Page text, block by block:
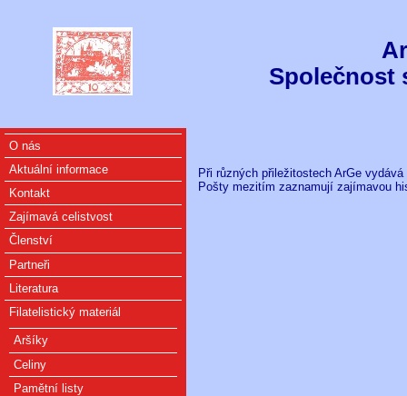
Společnost
Při různých přiležitostech ArGe
Pošty mezitím zaznamují zajímavou
O nás
Aktuální informace
Kontakt
Zajímavá celistvost
Členství
Partneři
Literatura
Filatelistický materiál
Aršíky
Celiny
Pamětní listy